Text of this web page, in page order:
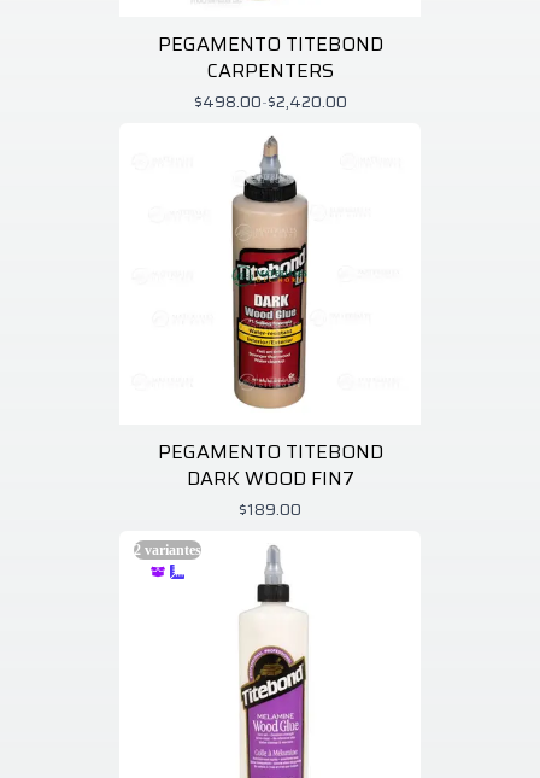
PEGAMENTO TITEBOND
CARPENTERS
$498.00-$2,420.00
PEGAMENTO TITEBOND
DARK WOOD FIN7
$189.00
2 variantes